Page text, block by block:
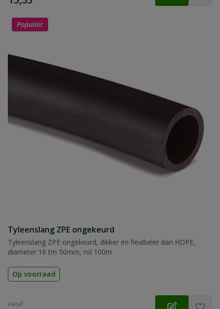
Populair
Tyleenslang ZPE ongekeurd
Tyleenslang ZPE ongekeurd, dikker en flexibeler dan HDPE,
diameter 16 tm 50mm, rol 100m
Op voorraad
vanaf